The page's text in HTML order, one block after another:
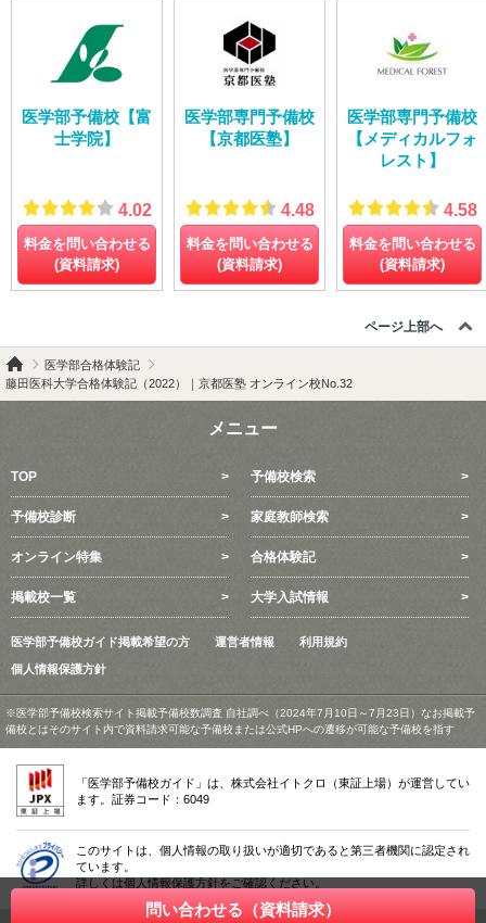
医学部予備校【富
士学院】
4.02
料金を問い合わせる
(資料請求)
医学部専門予備校
【京都医塾】
4.48
料金を問い合わせる
(資料請求)
医学部専門予備校
【メディカルフォ
レスト】
4.58
料金を問い合わせる
(資料請求)
ページ上部へ
医学部合格体験記
藤田医科大学合格体験記（2022）｜京都医塾 オンライン校No.32
メニュー
TOP 予備校検索
予備校診断 家庭教師検索
オンライン特集 合格体験記
掲載校一覧 大学入試情報
医学部予備校ガイド掲載希望の方 運営者情報 利用規約
個人情報保護方針
※医学部予備校検索サイト掲載予備校数調査 自社調べ（2024年7月10日～7月23日）なお掲載予
備校とはそのサイト内で資料請求可能な予備校または公式HPへの遷移が可能な予備校を指す
「医学部予備校ガイド」は、株式会社イトクロ（東証上場）が運営してい
ます。証券コード：6049
このサイトは、個人情報の取り扱いが適切であると第三者機関に認定され
ています。
詳しくは個人情報保護方針をご確認ください。
問い合わせる（資料請求）